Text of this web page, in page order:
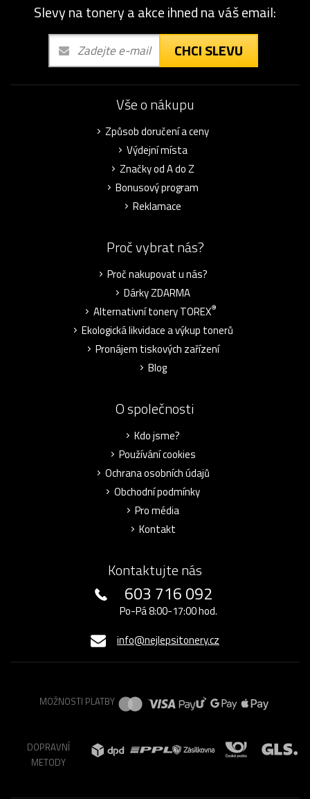
Slevy na tonery a akce ihned na váš email:
CHCI SLEVU
Vše o nákupu
Způsob doručení a ceny
Výdejní místa
Značky od A do Z
Bonusový program
Reklamace
Proč vybrat nás?
Proč nakupovat u nás?
Dárky ZDARMA
Alternativní tonery TOREX®
Ekologická likvidace a výkup tonerů
Pronájem tiskových zařízení
Blog
O společnosti
Kdo jsme?
Používání cookies
Ochrana osobních údajů
Obchodní podmínky
Pro média
Kontakt
Kontaktujte nás
603 716 092
Po-Pá 8:00-17:00 hod.
info@nejlepsitonery.cz
MOŽNOSTI PLATBY
DOPRAVNÍ
METODY